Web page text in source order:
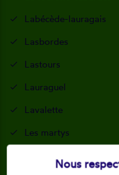
Labécède-lauragais
Lasbordes
Lastours
Lauraguel
Lavalette
Les martys
Nous